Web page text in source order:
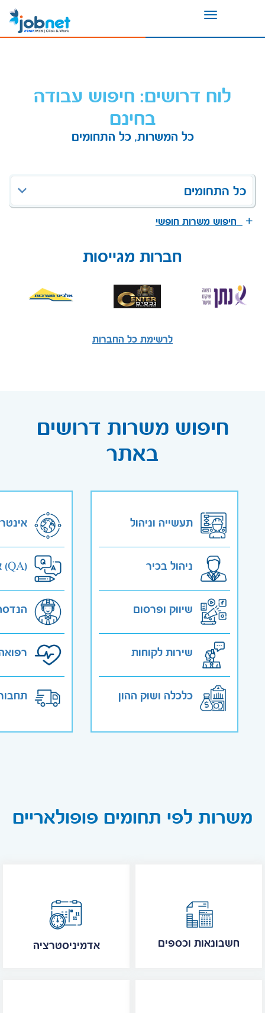
Toggle
לוח דרושים: חיפוש עבודה
בחינם
כל המשרות, כל התחומים
כל התחומים
חיפוש משרות חופשי
חברות מגייסות
לרשימת כל החברות
חיפוש משרות דרושים
באתר
תעשייה וניהול
ניהול בכיר
שיווק ופרסום
שירות לקוחות
כלכלה ושוק ההון
אבטחת איכות (QA)
משרות לפי תחומים פופולאריים
אדמיניסטרציה חשבונאות וכספים